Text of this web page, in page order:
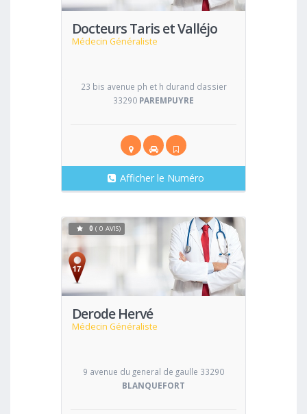
Docteurs Taris et Valléjo
Médecin Généraliste
23 bis avenue ph et h durand dassier
33290 PAREMPUYRE
Afficher le Numéro
Derode Hervé
Médecin Généraliste
Voir
0 ( 0 AVIS)
9 avenue du general de gaulle 33290
BLANQUEFORT